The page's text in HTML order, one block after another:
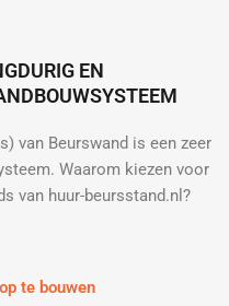
EN
van Beurswand is een zeer
Waarom kiezen voor
van huur-beursstand.nl?
te bouwen